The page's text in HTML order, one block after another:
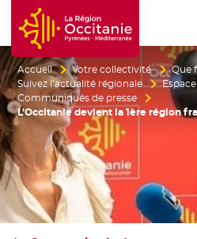
Accueil Région
Accueil Votre collectivité
Que
Suivez l’actualité régionale
Communiqués de presse
L’Occitanie devient la 1ère région